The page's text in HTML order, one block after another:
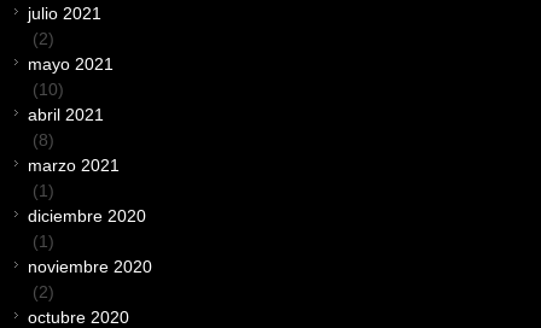
julio 2021
(2)
mayo 2021
(10)
abril 2021
(8)
marzo 2021
(1)
diciembre 2020
(1)
noviembre 2020
(2)
octubre 2020